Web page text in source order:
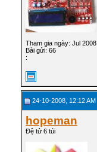
Tham gia ngày: Jul 2008
Bài gửi: 66
:
24-10-2008, 12:12 AM
hopeman
Đệ tử 6 túi